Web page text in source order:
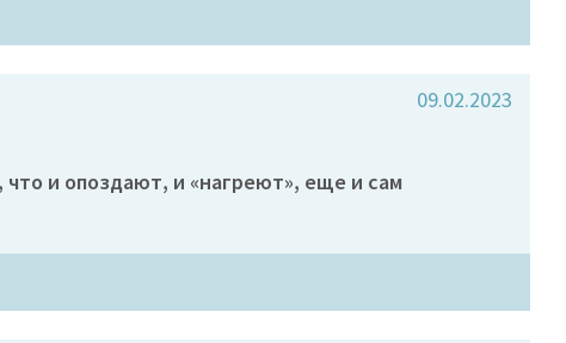
09.02.2023
и опоздают, и «нагреют», еще и сам